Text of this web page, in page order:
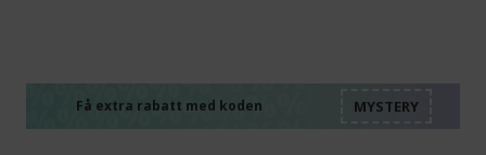
Få extra rabatt med koden